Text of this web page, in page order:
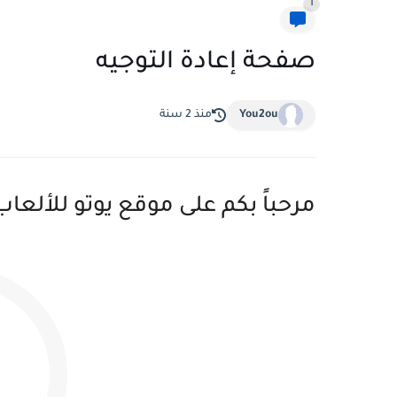
1
صفحة إعادة التوجيه
You2ou منذ 2 سنة
مرحباً بكم على موقع يوتو